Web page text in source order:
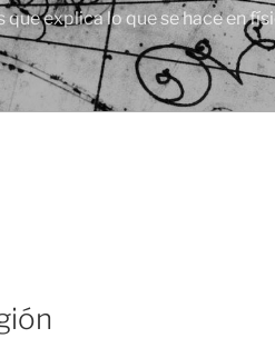
explica lo que se hace en